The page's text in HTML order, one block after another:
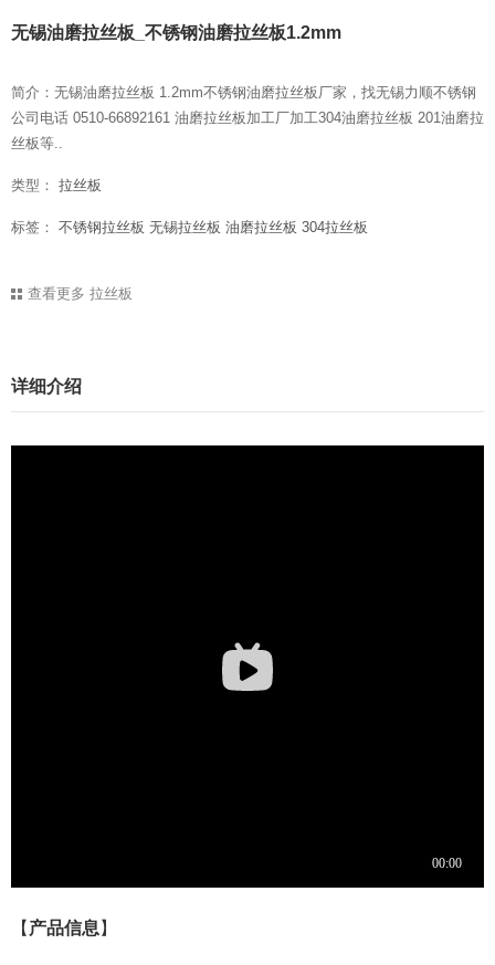
无锡油磨拉丝板_不锈钢油磨拉丝板1.2mm
简介：无锡油磨拉丝板 1.2mm不锈钢油磨拉丝板厂家，找无锡力顺不锈钢
公司电话 0510-66892161 油磨拉丝板加工厂加工304油磨拉丝板 201油磨拉
丝板等..
类型： 拉丝板
标签： 不锈钢拉丝板 无锡拉丝板 油磨拉丝板 304拉丝板
查看更多 拉丝板
详细介绍
【 产品信息 】